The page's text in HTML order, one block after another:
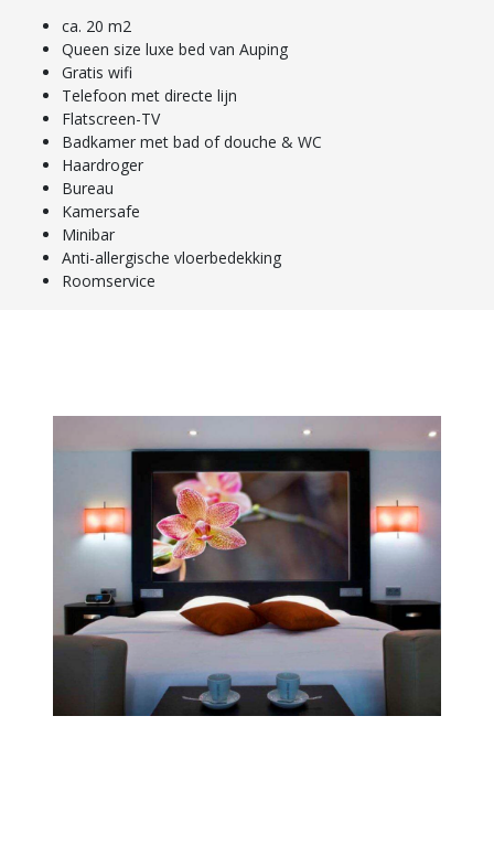
ca. 20 m2
Queen size luxe bed van Auping
Gratis wifi
Telefoon met directe lijn
Flatscreen-TV
Badkamer met bad of douche & WC
Haardroger
Bureau
Kamersafe
Minibar
Anti-allergische vloerbedekking
Roomservice